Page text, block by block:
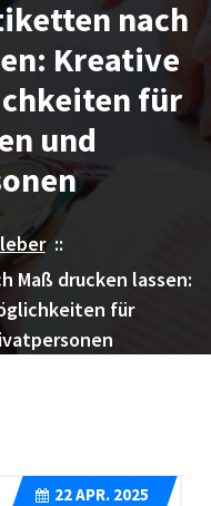
nach
Kreative
für
und
::
Maß drucken lassen:
für
22APR. 2025